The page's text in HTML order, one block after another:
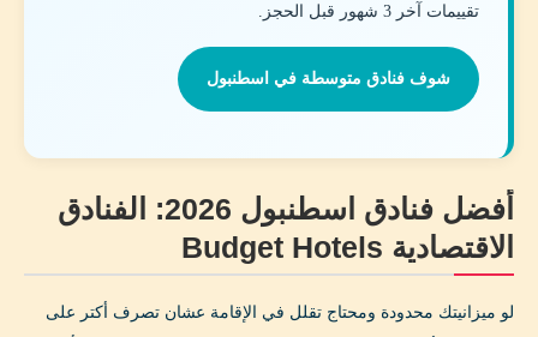
تقييمات آخر 3 شهور قبل الحجز.
شوف فنادق متوسطة في اسطنبول
أفضل فنادق اسطنبول 2026: الفنادق
الاقتصادية Budget Hotels
لو ميزانيتك محدودة ومحتاج تقلل في الإقامة عشان تصرف أكتر على